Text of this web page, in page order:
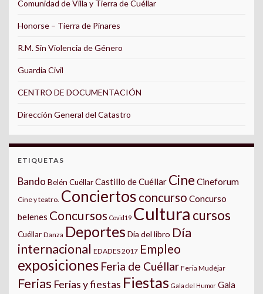
Comunidad de Villa y Tierra de Cuéllar
Honorse – Tierra de Pinares
R.M. Sin Violencia de Género
Guardia Civil
CENTRO DE DOCUMENTACIÓN
Dirección General del Catastro
ETIQUETAS
Bando Belén CuéllarCastillo de Cuéllar Cine Cineforum
Cine y teatro. Conciertos concurso Concurso
belenes Concursos Covid19 Cultura cursos
Cuéllar Danza Deportes Día del libro Día
internacional EDADES 2017 Empleo
exposiciones Feria de Cuéllar Feria Mudéjar
Ferias Ferias y fiestas Fiestas Gala del Humor Gala